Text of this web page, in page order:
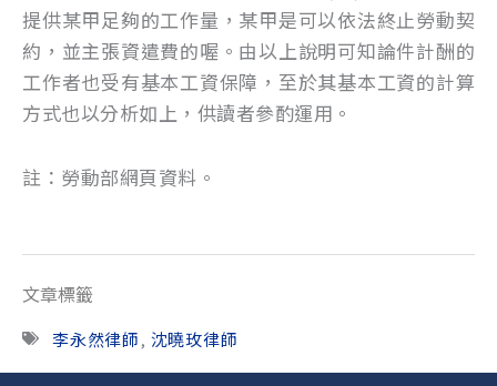
提供某甲足夠的工作量，某甲是可以依法終止勞動契
約，並主張資遣費的喔。由以上說明可知論件計酬的
工作者也受有基本工資保障，至於其基本工資的計算
方式也以分析如上，供讀者參酌運用。
註：勞動部網頁資料。
文章標籤
李永然律師, 沈曉玫律師